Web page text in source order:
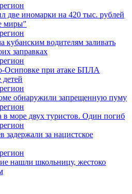
две иномарки на 420 тыс. рублей
миры"
кубанским водителям заливать
заправках
Осиповке при атаке БПЛА
детей
обнаружили запрещенную пуму
в море двух туристов. Один погиб
за нацистское
нашли школьницу, жестоко